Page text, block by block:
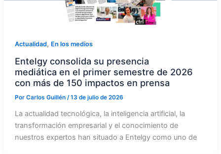
Actualidad, En los medios
Entelgy consolida su presencia
mediática en el primer semestre de 2026
con más de 150 impactos en prensa
Por Carlos Guillén /13 de julio de 2026
La actualidad tecnológica, la inteligencia artificial, la
transformación empresarial y el conocimiento de
nuestros expertos han situado a Entelgy como uno de